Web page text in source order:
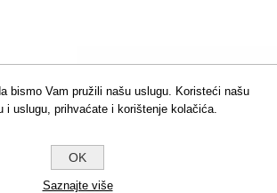
bismo Vam pružili našu uslugu. Koristeći našu
i uslugu, prihvaćate i korištenje kolačića.
OK
Saznajte više